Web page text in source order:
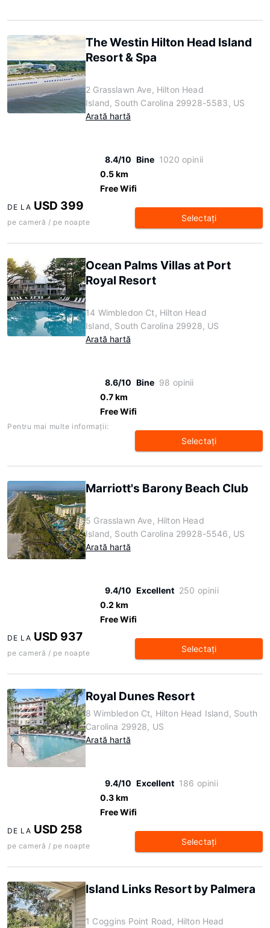
The Westin Hilton Head Island
Resort & Spa
2 Grasslawn Ave, Hilton Head
Island, South Carolina 29928-5583, US
Arată hartă
8.4/10 Bine 1020 opinii
0.5 km
Free Wifi
DE LA USD 399
pe cameră / pe noapte Selectaţi
Ocean Palms Villas at Port
Royal Resort
14 Wimbledon Ct, Hilton Head
Island, South Carolina 29928, US
Arată hartă
8.6/10 Bine 98 opinii
0.7 km
Free Wifi
Pentru mai multe informaţii:
Selectaţi
Marriott's Barony Beach Club
5 Grasslawn Ave, Hilton Head
Island, South Carolina 29928-5546, US
Arată hartă
9.4/10 Excellent 250 opinii
0.2 km
Free Wifi
DE LA USD 937
pe cameră / pe noapte Selectaţi
Royal Dunes Resort
8 Wimbledon Ct, Hilton Head Island, South
Carolina 29928, US
Arată hartă
9.4/10 Excellent 186 opinii
0.3 km
Free Wifi
DE LA USD 258
pe cameră / pe noapte Selectaţi
Island Links Resort by Palmera
1 Coggins Point Road, Hilton Head